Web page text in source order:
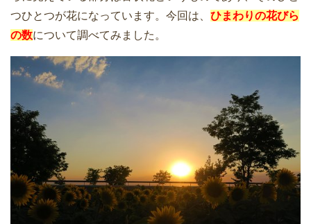
つひとつが花になっています。今回は、 ひまわりの花びら
の数について調べてみました。